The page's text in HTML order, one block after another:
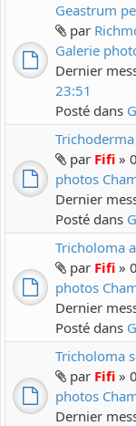
Geastrum
par
Galerie
Dernier
23:51
Posté dans
par Fifi »
photos
Dernier
Posté dans
Tricholoma
par Fifi »
photos
Dernier
Posté dans
Tricholoma
par Fifi »
photos
Dernier